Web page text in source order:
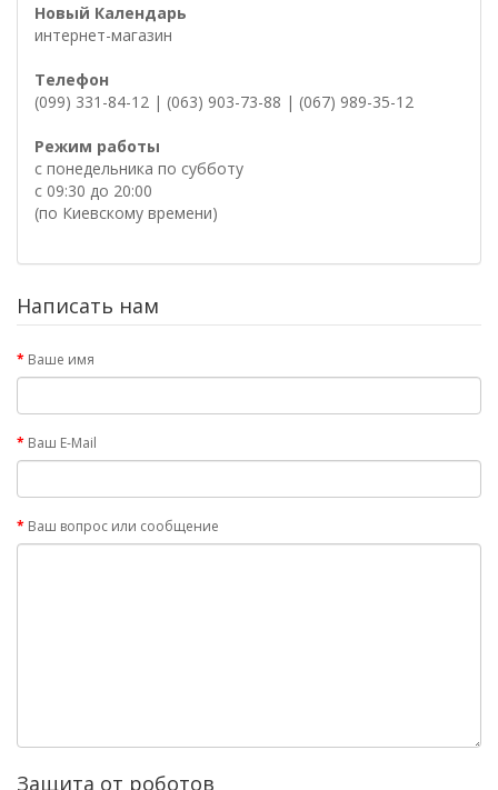
Новый Календарь
интернет-магазин
Телефон
(099) 331-84-12 | (063) 903-73-88 | (067) 989-35-12
Режим работы
с понедельника по субботу
с 09:30 до 20:00
(по Киевскому времени)
Написать нам
Ваше имя
Ваш E-Mail
Ваш вопрос или сообщение
Защита от роботов